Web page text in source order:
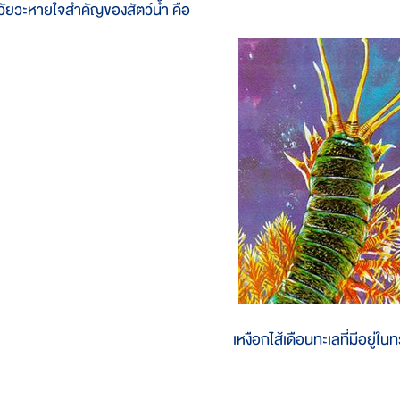
ยวะหายใจสำคัญของสัตว์น้ำ คือ
เหงือกไส้เดือนทะเลที่มีอยู่ใน